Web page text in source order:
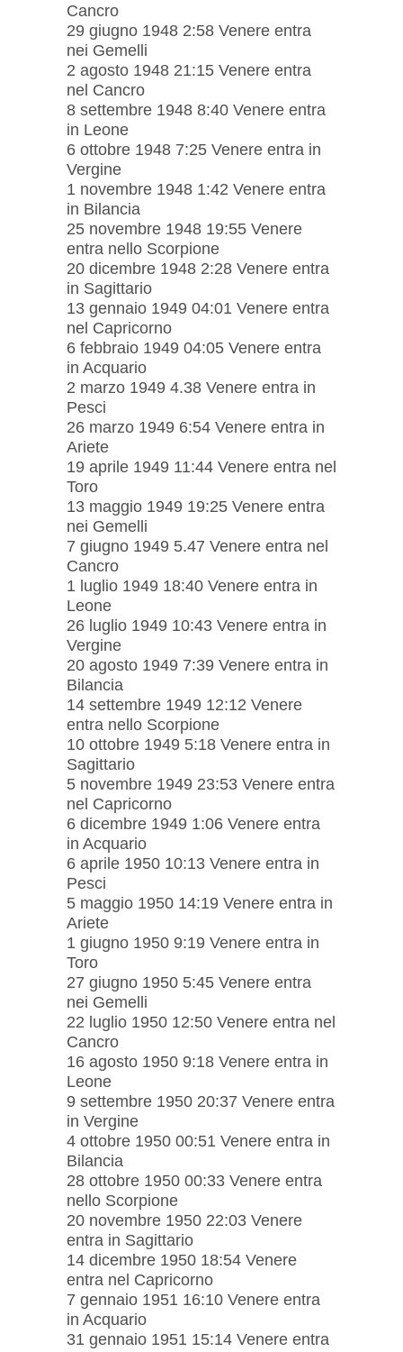
Cancro
29 giugno 1948 2:58 Venere entra
nei Gemelli
2 agosto 1948 21:15 Venere entra
nel Cancro
8 settembre 1948 8:40 Venere entra
in Leone
6 ottobre 1948 7:25 Venere entra in
Vergine
1 novembre 1948 1:42 Venere entra
in Bilancia
25 novembre 1948 19:55 Venere
entra nello Scorpione
20 dicembre 1948 2:28 Venere entra
in Sagittario
13 gennaio 1949 04:01 Venere entra
nel Capricorno
6 febbraio 1949 04:05 Venere entra
in Acquario
2 marzo 1949 4.38 Venere entra in
Pesci
26 marzo 1949 6:54 Venere entra in
Ariete
19 aprile 1949 11:44 Venere entra nel
Toro
13 maggio 1949 19:25 Venere entra
nei Gemelli
7 giugno 1949 5.47 Venere entra nel
Cancro
1 luglio 1949 18:40 Venere entra in
Leone
26 luglio 1949 10:43 Venere entra in
Vergine
20 agosto 1949 7:39 Venere entra in
Bilancia
14 settembre 1949 12:12 Venere
entra nello Scorpione
10 ottobre 1949 5:18 Venere entra in
Sagittario
5 novembre 1949 23:53 Venere entra
nel Capricorno
6 dicembre 1949 1:06 Venere entra
in Acquario
6 aprile 1950 10:13 Venere entra in
Pesci
5 maggio 1950 14:19 Venere entra in
Ariete
1 giugno 1950 9:19 Venere entra in
Toro
27 giugno 1950 5:45 Venere entra
nei Gemelli
22 luglio 1950 12:50 Venere entra nel
Cancro
16 agosto 1950 9:18 Venere entra in
Leone
9 settembre 1950 20:37 Venere entra
in Vergine
4 ottobre 1950 00:51 Venere entra in
Bilancia
28 ottobre 1950 00:33 Venere entra
nello Scorpione
20 novembre 1950 22:03 Venere
entra in Sagittario
14 dicembre 1950 18:54 Venere
entra nel Capricorno
7 gennaio 1951 16:10 Venere entra
in Acquario
31 gennaio 1951 15:14 Venere entra